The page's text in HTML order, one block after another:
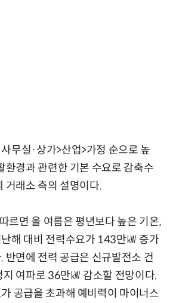
무실·상가>산업>가정 순으로 높
환경과 관련한 기본 수요로 감축수
거래소 측의 설명이다.
르면 올 여름은 평년보다 높은 기온,
해 대비 전력수요가 143만㎾ 증가
반면에 전력 공급은 신규발전소 건
지 여파로 36만㎾ 감소할 전망이다.
공급을 초과해 예비력이 마이너스